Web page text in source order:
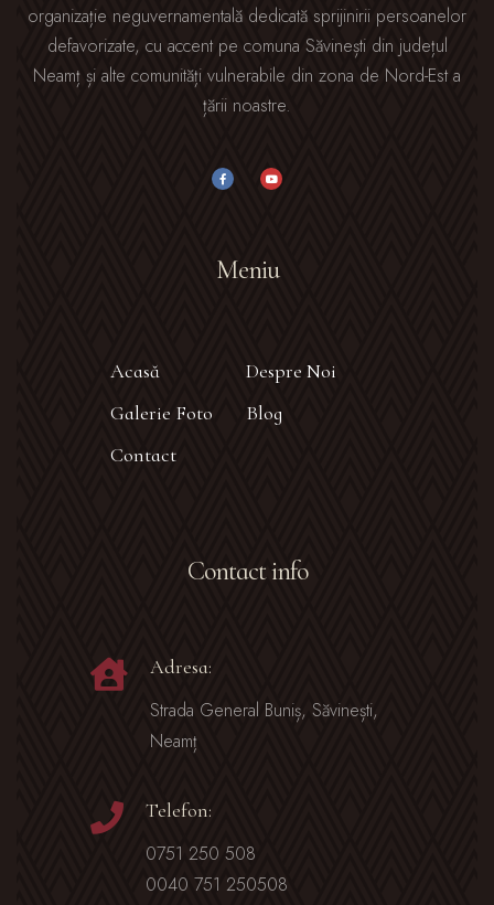
organizație neguvernamentală dedicată sprijinirii persoanelor
defavorizate, cu accent pe comuna Săvinești din județul
Neamț și alte comunități vulnerabile din zona de Nord-Est a
țării noastre.
Meniu
Acasă
Despre Noi
Galerie Foto
Blog
Contact
Contact info
Adresa:
Strada General Buniș, Săvinești,
Neamț
Telefon:
0751 250 508
0040 751 250508